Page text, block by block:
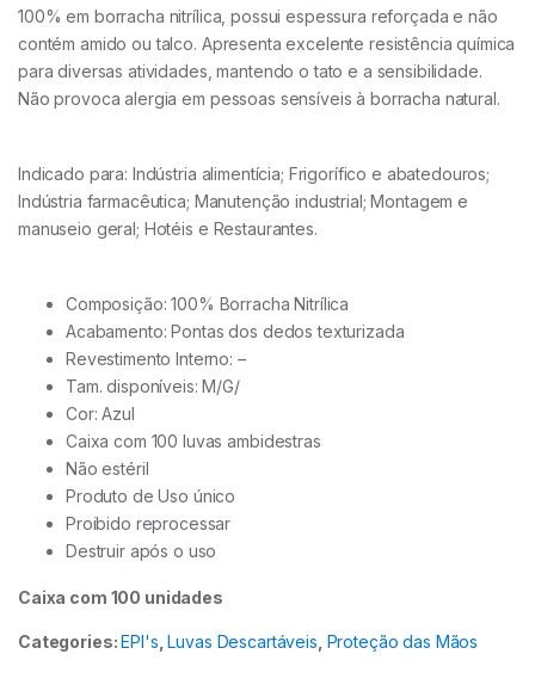
100% em borracha nitrílica, possui espessura reforçada e não
contém amido ou talco. Apresenta excelente resistência química
para diversas atividades, mantendo o tato e a sensibilidade.
Não provoca alergia em pessoas sensíveis à borracha natural.
Indicado para: Indústria alimentícia; Frigorífico e abatedouros;
Indústria farmacêutica; Manutenção industrial; Montagem e
manuseio geral; Hotéis e Restaurantes.
Composição: 100% Borracha Nitrílica
Acabamento: Pontas dos dedos texturizada
Revestimento Interno: –
Tam. disponíveis: M/G/
Cor: Azul
Caixa com 100 luvas ambidestras
Não estéril
Produto de Uso único
Proibido reprocessar
Destruir após o uso
Caixa com 100 unidades
Categories:EPI's,Luvas Descartáveis, Proteção das Mãos